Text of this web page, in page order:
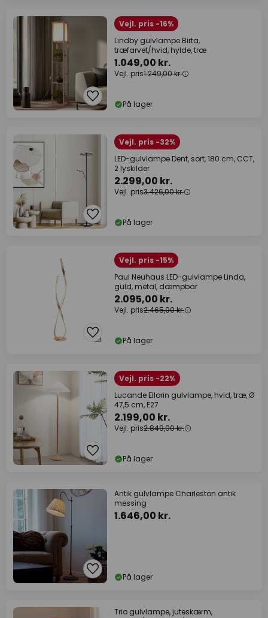
Vejl. pris -16%
Lindby gulvlampe Birta,
træfarvet/hvid, hylde, træ
1.049,00 kr.
Vejl. pris1.249,00 kr.
På lager
Vejl. pris -32%
LED-gulvlampe Dent, sort, 180 cm, CCT,
2 lyskilder
2.299,00 kr.
Vejl. pris3.426,00 kr.
På lager
Vejl. pris -15%
Paul Neuhaus LED-gulvlampe Linda,
guld, metal, dæmpbar
2.095,00 kr.
Vejl. pris2.465,00 kr.
På lager
Vejl. pris -22%
Lucande Ellorin gulvlampe, hvid, træ, Ø
47,5 cm, E27
2.199,00 kr.
Vejl. pris2.849,00 kr.
På lager
Antik gulvlampe Charleston antik
messing
1.646,00 kr.
På lager
Trio gulvlampe, juteskærm,